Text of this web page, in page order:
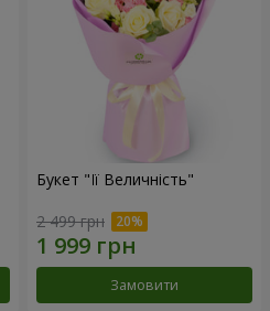
Букет "Її Величність"
2 499 грн
Замовити